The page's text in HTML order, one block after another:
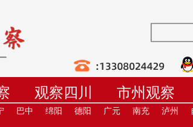
观察四川 市州观察
高校 社教 健康 培
巴中 绵阳 德阳 广元 南充 泸州